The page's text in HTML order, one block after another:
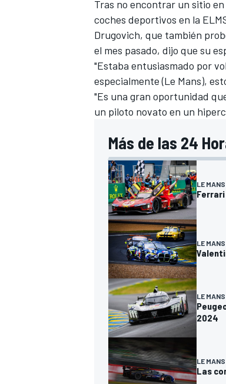
MÁS CATEGORÍAS
Tras no encontrar un sitio
coches deportivos en la
Drugovich, que también
el mes pasado, dijo que su
"Estaba entusiasmado por
especialmente (Le Mans),
"Es una gran oportunidad
un piloto novato en un
Más de las 24
LE MANS
LE MANS
LE MANS
2024
LE MANS
Las